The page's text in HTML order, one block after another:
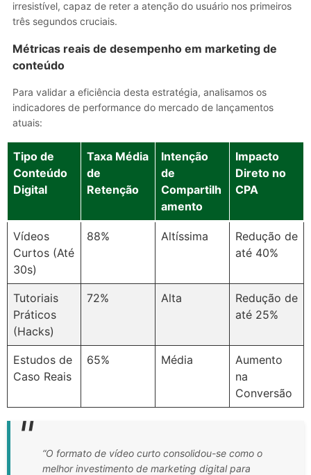
irresistível, capaz de reter a atenção do usuário nos primeiros
três segundos cruciais.
Métricas reais de desempenho em marketing de
conteúdo
Para validar a eficiência desta estratégia, analisamos os
indicadores de performance do mercado de lançamentos
atuais:
Tipo de
Conteúdo
Digital
Taxa Média
de
Retenção
Intenção
de
Compartilh
amento
Impacto
Direto no
CPA
Vídeos
Curtos (Até
30s)
88% Altíssima
Redução de
até 40%
Tutoriais
Práticos
(Hacks)
72% Alta
Redução de
até 25%
Estudos de
Caso Reais
65% Média
Aumento
na
Conversão
“O formato de vídeo curto consolidou-se como o
melhor investimento de marketing digital para